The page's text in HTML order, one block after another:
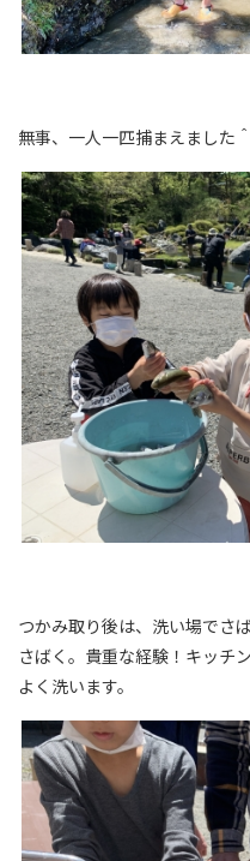
無事、一人一匹捕まえました
つかみ取り後は、洗い場でさ
さばく。貴重な経験！キッチ
よく洗います。